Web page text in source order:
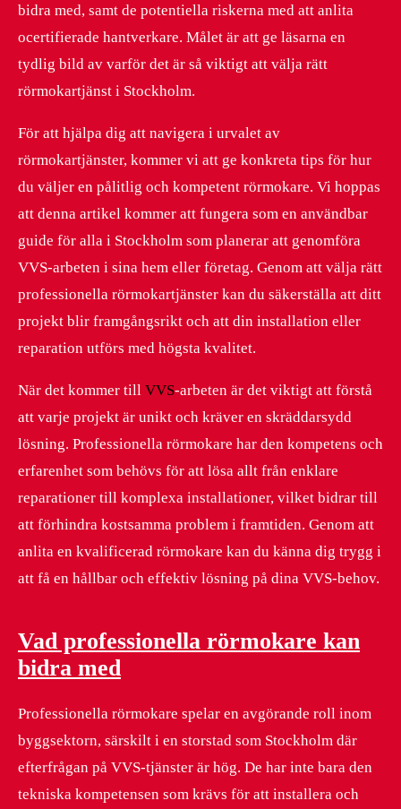
bidra med, samt de potentiella riskerna med att anlita
ocertifierade hantverkare. Målet är att ge läsarna en
tydlig bild av varför det är så viktigt att välja rätt
rörmokartjänst i Stockholm.
För att hjälpa dig att navigera i urvalet av
rörmokartjänster, kommer vi att ge konkreta tips för hur
du väljer en pålitlig och kompetent rörmokare. Vi hoppas
att denna artikel kommer att fungera som en användbar
guide för alla i Stockholm som planerar att genomföra
VVS-arbeten i sina hem eller företag. Genom att välja rätt
professionella rörmokartjänster kan du säkerställa att ditt
projekt blir framgångsrikt och att din installation eller
reparation utförs med högsta kvalitet.
När det kommer till VVS-arbeten är det viktigt att förstå
att varje projekt är unikt och kräver en skräddarsydd
lösning. Professionella rörmokare har den kompetens och
erfarenhet som behövs för att lösa allt från enklare
reparationer till komplexa installationer, vilket bidrar till
att förhindra kostsamma problem i framtiden. Genom att
anlita en kvalificerad rörmokare kan du känna dig trygg i
att få en hållbar och effektiv lösning på dina VVS-behov.
Vad professionella rörmokare kan
bidra med
Professionella rörmokare spelar en avgörande roll inom
byggsektorn, särskilt i en storstad som Stockholm där
efterfrågan på VVS-tjänster är hög. De har inte bara den
tekniska kompetensen som krävs för att installera och